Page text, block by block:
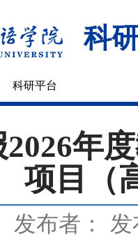
科
科研平台
年
项目（
发布者： 发